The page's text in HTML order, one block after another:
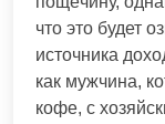
что это будет
источника
как мужчина,
кофе, с